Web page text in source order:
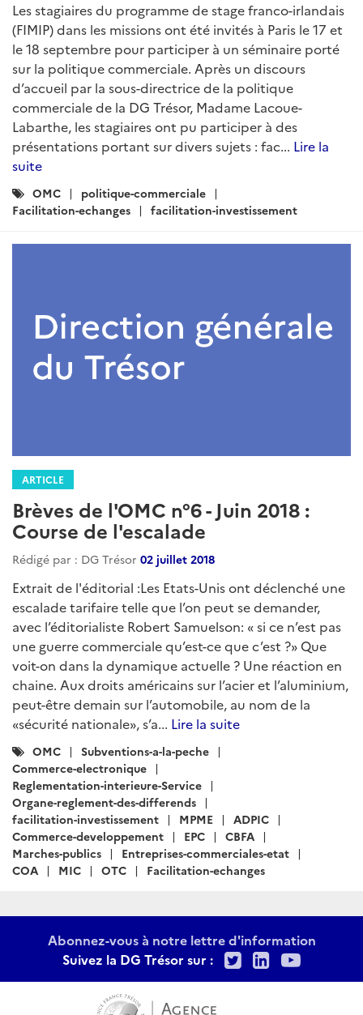
Les stagiaires du programme de stage franco-irlandais
(FIMIP) dans les missions ont été invités à Paris le 17 et
le 18 septembre pour participer à un séminaire porté
sur la politique commerciale. Après un discours
d’accueil par la sous-directrice de la politique
commerciale de la DG Trésor, Madame Lacoue-
Labarthe, les stagiaires ont pu participer à des
présentations portant sur divers sujets : fac... Lire la
suite
Catégories
:
OMC
politique-commerciale
Facilitation-echanges
facilitation-investissement
ARTICLE
Brèves de l'OMC n°6 - Juin 2018 :
Course de l'escalade
Rédigé par : DG Trésor 02 juillet 2018
Extrait de l'éditorial :Les Etats-Unis ont déclenché une
escalade tarifaire telle que l’on peut se demander,
avec l’éditorialiste Robert Samuelson: « si ce n’est pas
une guerre commerciale qu’est-ce que c’est ?» Que
voit-on dans la dynamique actuelle ? Une réaction en
chaine. Aux droits américains sur l’acier et l’aluminium,
peut-être demain sur l’automobile, au nom de la
«sécurité nationale», s’a... Lire la suite
Catégories
:
OMC
Subventions-a-la-peche
Commerce-electronique
Reglementation-interieure-Service
Organe-reglement-des-differends
facilitation-investissement
MPME
ADPIC
Commerce-developpement
EPC
CBFA
Marches-publics
Entreprises-commerciales-etat
COA
MIC OTC Facilitation-echanges
Abonnez-vous à notre lettre d'information
Suivez la DG Trésor sur :
TwitterLinkedIn